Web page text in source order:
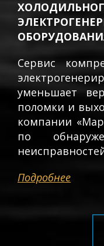
Сервис
уменьшает
поломки и
компании
по
Подробнее